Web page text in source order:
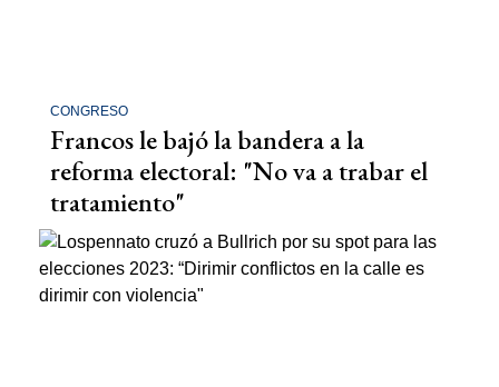
CONGRESO
Francos le bajó la bandera a la
reforma electoral: "No va a trabar el
tratamiento"